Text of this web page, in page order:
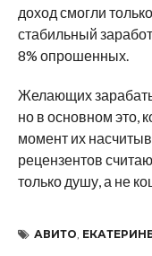
доход смогли
стабильный
8% опрошенных.
Желающих
но в основном это,
момент их
рецензентов
только душу, а не
АВИТО